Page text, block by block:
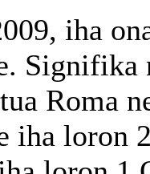
iha
Signifika
Roma
iha loron